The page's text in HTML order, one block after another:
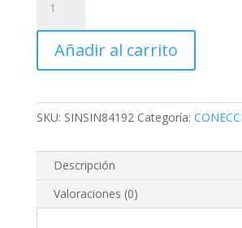
LIQUIDTIGHT
CURVO
3/4"
cantidad
Añadir al carrito
SKU: SINSIN84192 Categoría:
Descripción
Valoraciones (0)